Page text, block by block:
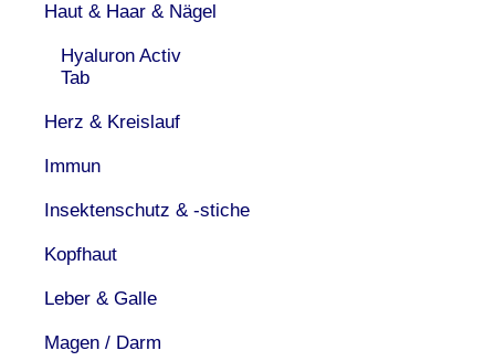
Haut & Haar & Nägel
Hyaluron Activ
Tab
Herz & Kreislauf
Immun
Insektenschutz & -stiche
Kopfhaut
Leber & Galle
Magen / Darm